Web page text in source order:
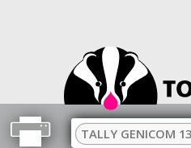
TALLY GENICOM